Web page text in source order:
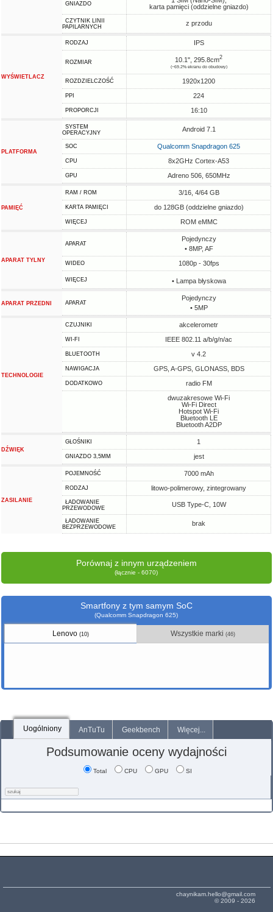
GNIAZDO
karta pamięci (oddzielne gniazdo)
CZYTNIK LINII
PAPILARNYCH
z przodu
WYŚWIETLACZ
RODZAJ IPS
ROZMIAR 10.1", 295.8cm2
(~69.2% ekranu do obudowy)
ROZDZIELCZOŚĆ 1920x1200
PPI 224
PROPORCJI 16:10
PLATFORMA
SYSTEM
OPERACYJNY
Android 7.1
SOC Qualcomm Snapdragon 625
CPU 8x2GHz Cortex-A53
GPU Adreno 506, 650MHz
PAMIĘĆ
RAM / ROM 3/16, 4/64 GB
KARTA PAMIĘCI do 128GB (oddzielne gniazdo)
WIĘCEJ ROM eMMC
APARAT TYLNY
APARAT
Pojedynczy
• 8MP, AF
WIDEO 1080p - 30fps
WIĘCEJ • Lampa błyskowa
APARAT PRZEDNI APARAT
Pojedynczy
• 5MP
TECHNOLOGIE
CZUJNIKI akcelerometr
WI-FI IEEE 802.11 a/b/g/n/ac
BLUETOOTH v 4.2
NAWIGACJA GPS, A-GPS, GLONASS, BDS
DODATKOWO
radio FM
dwuzakresowe Wi-Fi
Wi-Fi Direct
Hotspot Wi-Fi
Bluetooth LE
Bluetooth A2DP
DŹWIĘK
GŁOŚNIKI 1
GNIAZDO 3,5MM jest
ZASILANIE
POJEMNOŚĆ 7000 mAh
RODZAJ litowo-polimerowy, zintegrowany
ŁADOWANIE
PRZEWODOWE
USB Type-C, 10W
ŁADOWANIE
BEZPRZEWODOWE
brak
Porównaj z innym urządzeniem
(łącznie - 6070)
Smartfony z tym samym SoC
(Qualcomm Snapdragon 625)
Lenovo (10) Wszystkie marki (46)
Uogólniony AnTuTu Geekbench Więcej...
Podsumowanie oceny wydajności
Total CPU GPU SI
chaynikam.hello@gmail.com
© 2009 - 2026